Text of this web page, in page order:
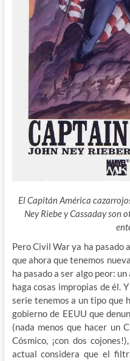
El Capitán América
Ney Riebe y Cassaday son
Pero Civil War ya ha pasado
que ahora que tenemos
ha pasado a ser algo peor:
haga cosas impropias de él.
serie tenemos a un tipo que
gobierno de EEUU que
(nada menos que hacer un
Cósmico, ¡con dos
actual considera que el